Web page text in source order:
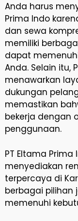
Anda harus
Prima Indo
dan sewa
memiliki
dapat
Anda. Selain itu,
menawarkan
dukungan
memastikan
bekerja dengan
penggunaan.
PT Eltama
menyediakan
terpercaya di
berbagai pilihan
memenuhi